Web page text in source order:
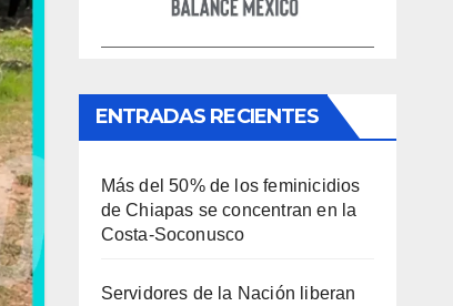
ENTRADAS RECIENTES
Más del 50% de los feminicidios
de Chiapas se concentran en la
Costa-Soconusco
Servidores de la Nación liberan